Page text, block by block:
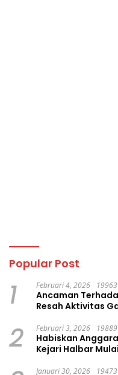
Popular Post
1 Februari 4, 2026
Ancaman
Resah Aktivitas
2 Februari 3, 2026
Habiskan
Kejari Halbar
Januari 30, 2026